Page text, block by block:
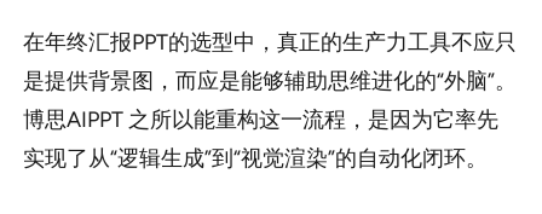
在年终汇报PPT的选型中，真正的生产力工具不应只
是提供背景图，而应是能够辅助思维进化的“外脑”。
博思AIPPT 之所以能重构这一流程，是因为它率先
实现了从“逻辑生成”到“视觉渲染”的自动化闭环。